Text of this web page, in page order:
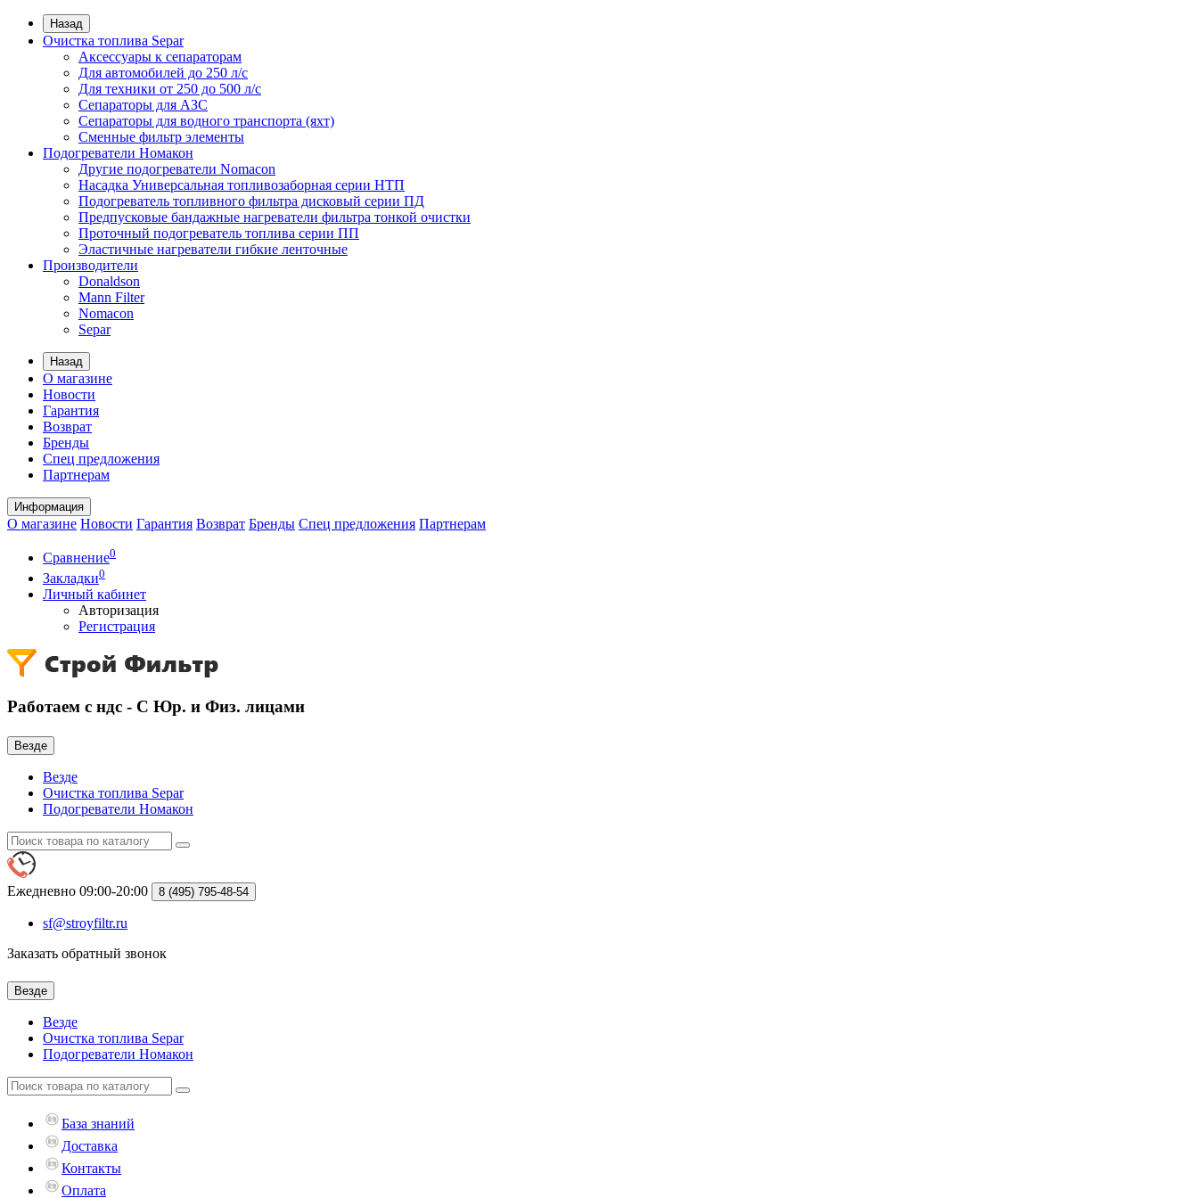
Назад
Очистка топлива Separ
Аксессуары к сепараторам
Для автомобилей до 250 л/с
Для техники от 250 до 500 л/с
Сепараторы для АЗС
Сепараторы для водного транспорта (яхт)
Сменные фильтр элементы
Подогреватели Номакон
Другие подогреватели Nomacon
Насадка Универсальная топливозаборная серии НТП
Подогреватель топливного фильтра дисковый серии ПД
Предпусковые бандажные нагреватели фильтра тонкой очистки
Проточный подогреватель топлива серии ПП
Эластичные нагреватели гибкие ленточные
Производители
Donaldson
Mann Filter
Nomacon
Separ
Назад
О магазине
Новости
Гарантия
Возврат
Бренды
Спец предложения
Партнерам
Информация
О магазине Новости Гарантия Возврат Бренды Спец предложения Партнерам
Сравнение0
Закладки0
Личный кабинет
Авторизация
Регистрация
Работаем с ндс - С Юр. и Физ. лицами
Везде
Везде
Очистка топлива Separ
Подогреватели Номакон
Ежедневно 09:00-20:00 8 (495) 795-48-54
sf@stroyfiltr.ru
Заказать обратный звонок
Везде
Везде
Очистка топлива Separ
Подогреватели Номакон
База знаний
Доставка
Контакты
Оплата